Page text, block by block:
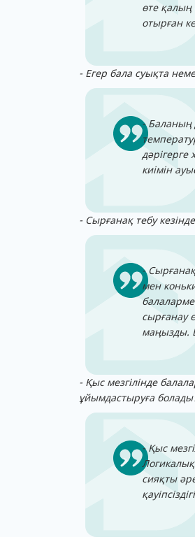
өте қалың
отырған
- Егер бала суықта
- Баланың
киімін
- Сырғанақ тебу
-
мен
сырғанау
маңызды.
- Қыс мезгілінде
ұйымдастыруға
- Қыс
сияқты